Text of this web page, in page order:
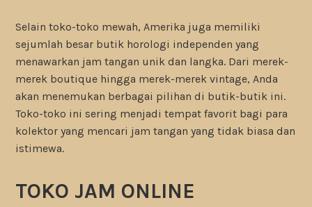
Selain toko-toko mewah, Amerika juga memiliki
sejumlah besar butik horologi independen yang
menawarkan jam tangan unik dan langka. Dari merek-
merek boutique hingga merek-merek vintage, Anda
akan menemukan berbagai pilihan di butik-butik ini.
Toko-toko ini sering menjadi tempat favorit bagi para
kolektor yang mencari jam tangan yang tidak biasa dan
istimewa.
TOKO JAM ONLINE